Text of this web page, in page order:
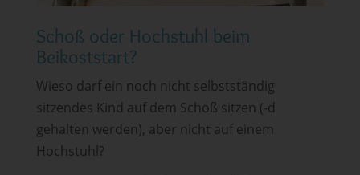
Schoß oder Hochstuhl beim
Beikoststart?
Wieso darf ein noch nicht selbstständig
sitzendes Kind auf dem Schoß sitzen (-d
gehalten werden), aber nicht auf einem
Hochstuhl?